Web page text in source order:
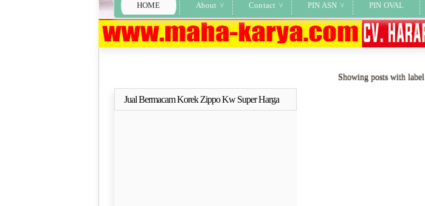
HOME About Contact PIN ASN PIN OVAL
Showing posts with label
Jual Bermacam Korek Zippo Kw Super Harga
Selengkapnya..